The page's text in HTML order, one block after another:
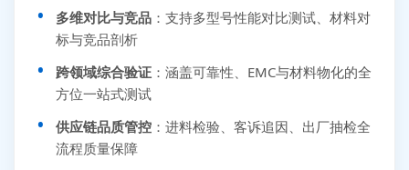
多维对比与竞品 ：支持多型号性能对比测试、材料对
标与竞品剖析
跨领域综合验证 ：涵盖可靠性、EMC与材料物化的全
方位一站式测试
供应链品质管控 ：进料检验、客诉追因、出厂抽检全
流程质量保障